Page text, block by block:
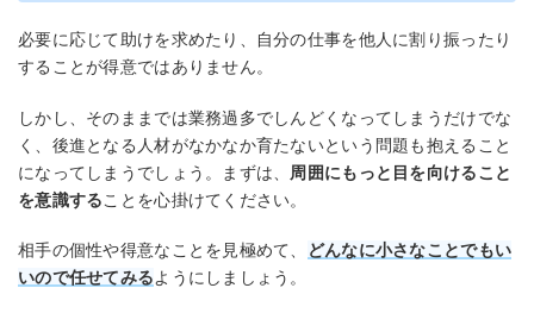
必要に応じて助けを求めたり、自分の仕事を他人に割り振ったり
することが得意ではありません。
しかし、そのままでは業務過多でしんどくなってしまうだけでな
く、後進となる人材がなかなか育たないという問題も抱えること
になってしまうでしょう。まずは、 周囲にもっと目を向けること
を意識することを心掛けてください。
相手の個性や得意なことを見極めて、
どんなに小さなことでもい
いので任せてみるようにしましょう。